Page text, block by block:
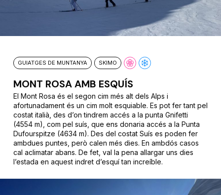
GUIATGES DE MUNTANYA SKIMO
MONT ROSA AMB ESQUÍS
El Mont Rosa és el segon cim més alt dels Alps i
afortunadament és un cim molt esquiable. Es pot fer tant pel
costat italià, des d’on tindrem accés a la punta Gnifetti
(4554 m), com pel suís, que ens donaria accés a la Punta
Dufourspitze (4634 m). Des del costat Suís es poden fer
ambdues puntes, però calen més dies. En ambdós casos
cal aclimatar abans. De fet, val la pena allargar uns dies
l’estada en aquest indret d’esquí tan increíble.